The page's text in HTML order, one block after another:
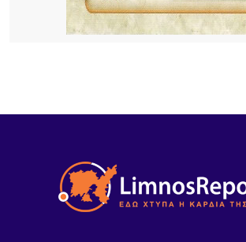
15 Χρόνια «Μακαρόνες στσ’
Αγκαρυώνες».Σάββατο 8 Αυγούστου,